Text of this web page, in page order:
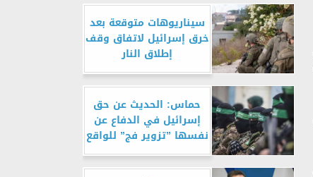
سيناريوهات متوقعة بعد
خرق إسرائيل لاتفاق وقف
إطلاق النار
حماس: الحديث عن حق
إسرائيل في الدفاع عن
نفسها ”تزوير فج” للواقع